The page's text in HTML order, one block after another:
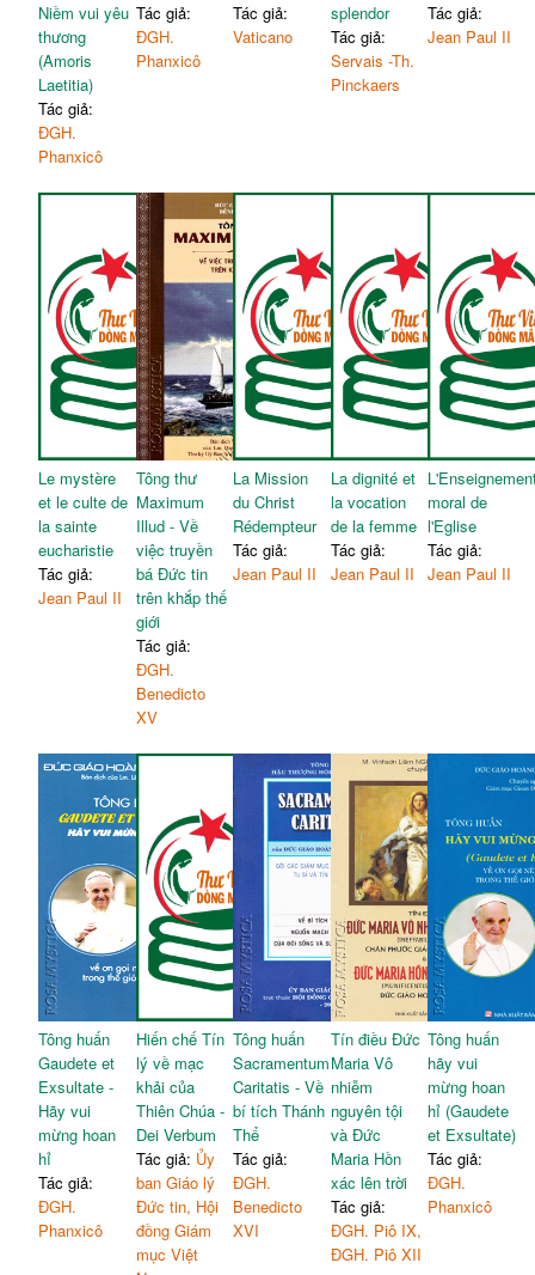
Niềm vui yêu
thương
(Amoris
Laetitia)
Tác giả:
ĐGH.
Phanxicô
Tác giả:
ĐGH.
Phanxicô
Tác giả:
Vaticano
splendor
Tác giả:
Servais -Th.
Pinckaers
Tác giả:
Jean Paul II
Le mystère
et le culte de
la sainte
eucharistie
Tác giả:
Jean Paul II
Tông thư
Maximum
Illud - Về
việc truyền
bá Đức tin
trên khắp thế
giới
Tác giả:
ĐGH.
Benedicto
XV
La Mission
du Christ
Rédempteur
Tác giả:
Jean Paul II
La dignité et
la vocation
de la femme
Tác giả:
Jean Paul II
moral de
l'Eglise
Tác giả:
Jean Paul II
Tông huấn
Gaudete et
Exsultate -
Hãy vui
mừng hoan
hỉ
Tác giả:
ĐGH.
Phanxicô
Hiến chế Tín
lý về mạc
khải của
Thiên Chúa -
Dei Verbum
Tác giả: Ủy
ban Giáo lý
Đức tin, Hội
đồng Giám
mục Việt
Tông huấn
Sacramentum
Caritatis - Về
bí tích Thánh
Thể
Tác giả:
ĐGH.
Benedicto
XVI
Tín điều Đức
Maria Vô
nhiễm
nguyên tội
và Đức
Maria Hồn
xác lên trời
Tác giả:
ĐGH. Piô IX,
ĐGH. Piô XII
Tông huấn
hãy vui
mừng hoan
hỉ (Gaudete
et Exsultate)
Tác giả:
ĐGH.
Phanxicô